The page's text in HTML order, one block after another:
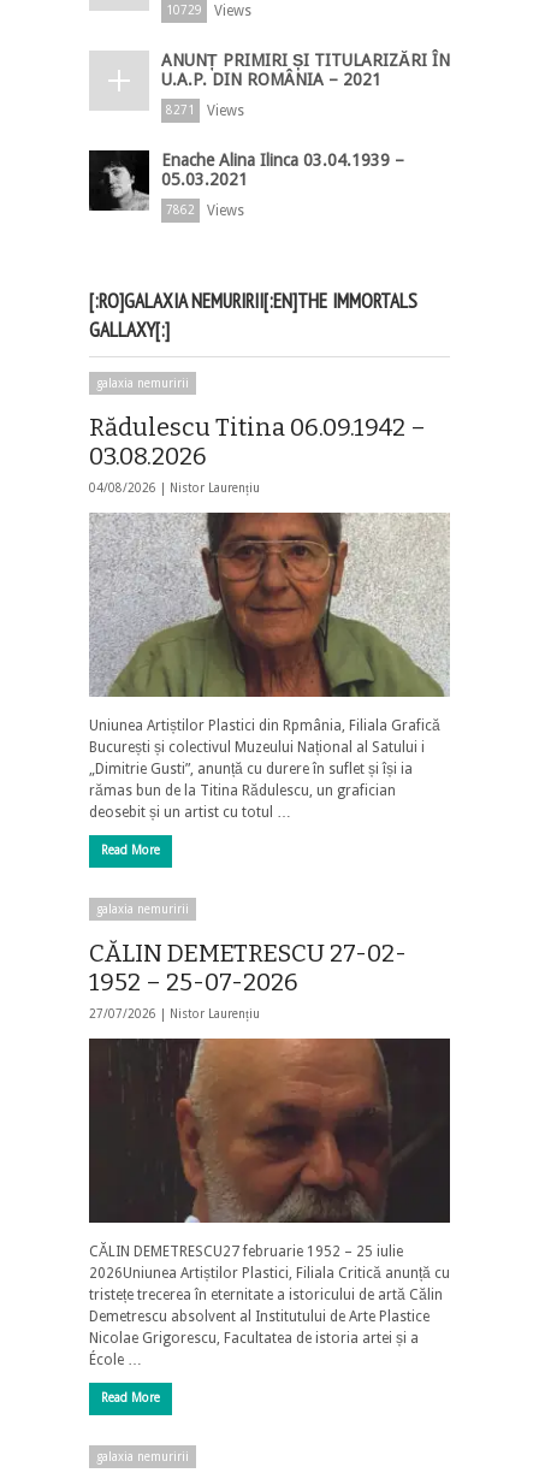
10729 Views
ANUNȚ PRIMIRI ȘI TITULARIZĂRI ÎN
U.A.P. DIN ROMÂNIA – 2021
8271 Views
Enache Alina Ilinca 03.04.1939 –
05.03.2021
7862 Views
[:RO]GALAXIA NEMURIRII[:EN]THE IMMORTALS
GALLAXY[:]
galaxia nemuririi
Rădulescu Titina 06.09.1942 –
03.08.2026
04/08/2026 | Nistor Laurențiu
Uniunea Artiștilor Plastici din Rpmânia, Filiala Grafică
București și colectivul Muzeului Național al Satului i
„Dimitrie Gusti”, anunță cu durere în suflet și își ia
rămas bun de la Titina Rădulescu, un grafician
deosebit și un artist cu totul …
Read More
galaxia nemuririi
CĂLIN DEMETRESCU 27-02-
1952 – 25-07-2026
27/07/2026 | Nistor Laurențiu
CĂLIN DEMETRESCU27 februarie 1952 – 25 iulie
2026Uniunea Artiștilor Plastici, Filiala Critică anunță cu
tristețe trecerea în eternitate a istoricului de artă Călin
Demetrescu absolvent al Institutului de Arte Plastice
Nicolae Grigorescu, Facultatea de istoria artei și a
École …
Read More
galaxia nemuririi